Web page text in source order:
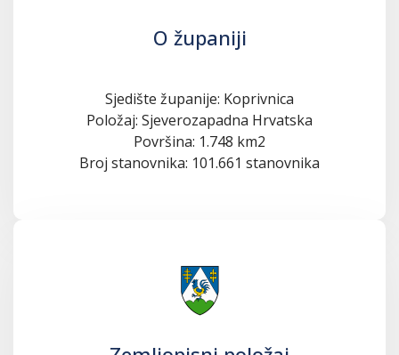
O županiji
Sjedište županije: Koprivnica
Položaj: Sjeverozapadna Hrvatska
Površina: 1.748 km2
Broj stanovnika: 101.661 stanovnika